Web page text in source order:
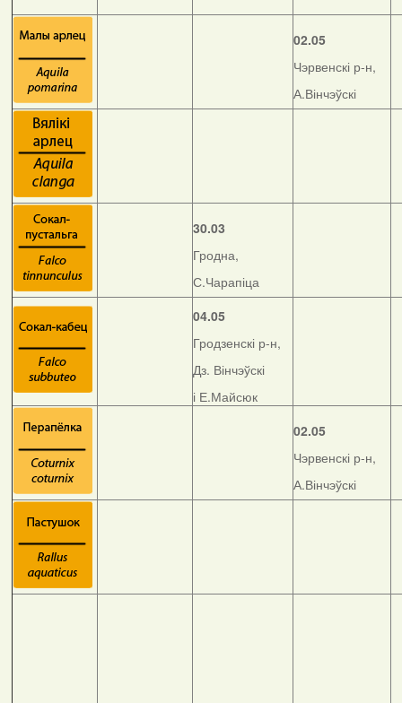
02.05
Чэрвенскі р-н,
А.Вінчэўскі
30.03
Гродна,
С.Чарапіца
04.05
Гродзенскі р-н,
Дз. Вінчэўскі
і Е.Майсюк
02.05
Чэрвенскі р-н,
А.Вінчэўскі